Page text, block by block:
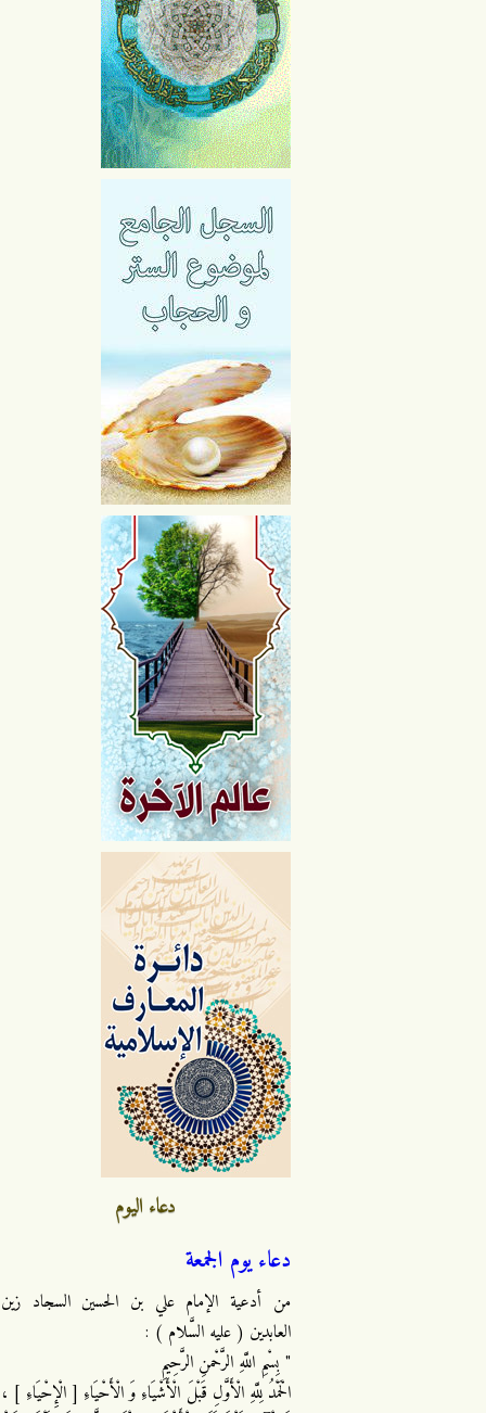
دعاء اليوم
دعاء يوم الجمعة
من أدعية الإمام علي بن الحسين السجاد زين
العابدين ( عليه السَّلام ) :
" بِسْمِ اللَّهِ الرَّحْمنِ الرَّحِيمِ
الْحَمْدُ لِلَّهِ الْأَوَّلِ قَبْلَ الْأَشْيَاءِ وَ الْأَحْيَاءِ [ الْإِحْيَاءِ ] ،